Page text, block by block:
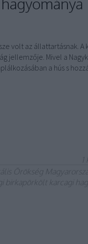
volt az állattartásnak. A
jellemzője. Mivel a
a hús s
1
Örökség
birkapörkölt karcagi